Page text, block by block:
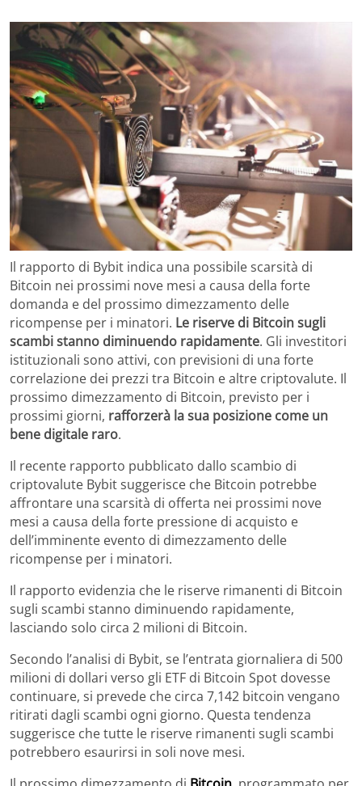
Il rapporto di Bybit indica una possibile scarsità di
Bitcoin nei prossimi nove mesi a causa della forte
domanda e del prossimo dimezzamento delle
ricompense per i minatori. Le riserve di Bitcoin sugli
scambi stanno diminuendo rapidamente. Gli investitori
istituzionali sono attivi, con previsioni di una forte
correlazione dei prezzi tra Bitcoin e altre criptovalute. Il
prossimo dimezzamento di Bitcoin, previsto per i
prossimi giorni, rafforzerà la sua posizione come un
bene digitale raro.
Il recente rapporto pubblicato dallo scambio di
criptovalute Bybit suggerisce che Bitcoin potrebbe
affrontare una scarsità di offerta nei prossimi nove
mesi a causa della forte pressione di acquisto e
dell’imminente evento di dimezzamento delle
ricompense per i minatori.
Il rapporto evidenzia che le riserve rimanenti di Bitcoin
sugli scambi stanno diminuendo rapidamente,
lasciando solo circa 2 milioni di Bitcoin.
Secondo l’analisi di Bybit, se l’entrata giornaliera di 500
milioni di dollari verso gli ETF di Bitcoin Spot dovesse
continuare, si prevede che circa 7,142 bitcoin vengano
ritirati dagli scambi ogni giorno. Questa tendenza
suggerisce che tutte le riserve rimanenti sugli scambi
potrebbero esaurirsi in soli nove mesi.